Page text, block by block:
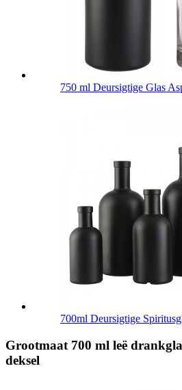
750 ml Deursigtige Glas
700ml Deursigtige
Grootmaat 700 ml leë
deksel